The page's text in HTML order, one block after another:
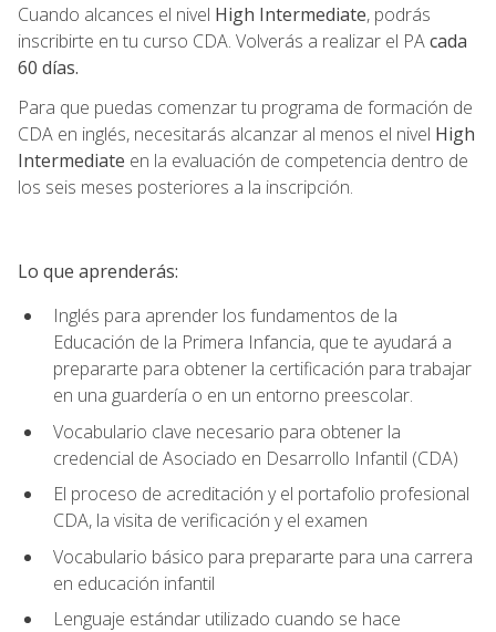
Cuando alcances el nivel High Intermediate, podrás
inscribirte en tu curso CDA. Volverás a realizar el PAcada
60 días.
Para que puedas comenzar tu programa de formación de
CDA en inglés, necesitarás alcanzar al menos el nivel High
Intermediate en la evaluación de competencia dentro de
los seis meses posteriores a la inscripción.
Lo que aprenderás:
Inglés para aprender los fundamentos de la
Educación de la Primera Infancia, que te ayudará a
prepararte para obtener la certificación para trabajar
en una guardería o en un entorno preescolar.
Vocabulario clave necesario para obtener la
credencial de Asociado en Desarrollo Infantil (CDA)
El proceso de acreditación y el portafolio profesional
CDA, la visita de verificación y el examen
Vocabulario básico para prepararte para una carrera
en educación infantil
Lenguaje estándar utilizado cuando se hace